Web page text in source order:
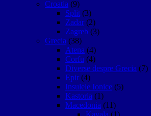
Croatia (9)
Split (3)
Zadar (2)
Zagreb (3)
Grecia (38)
Atena (4)
Corfu (4)
Diverse despre Grecia (7)
Epir (4)
Insulele Ionice (5)
Kastoria (1)
Macedonia (11)
Kavala (1)